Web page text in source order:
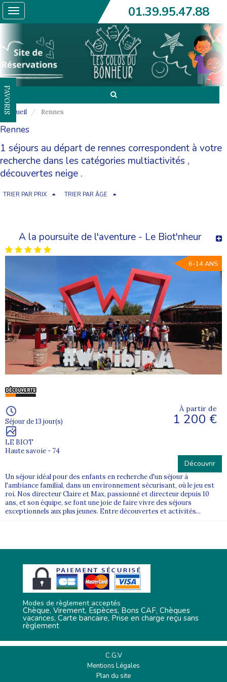
Toggle
navigation
01.39.95.47.88
FAVORIS
Accueil Rennes
Rennes
1 séjours au départ de rennes correspondent à votre
recherche dans les catégories multiactivités ,
découvertes neige .
TRIER PAR PRIX TRIER PAR ÂGE
A la poursuite de l'aventure - Le Biot'nheur
6-14 ANS
Séjour de 13 jour(s)
LE BIOT
Haute savoie - 74
À partir de
1 200 €
Découvrir
Un séjour idéal pour des enfants en recherche d'un séjour à
l'ambiance familial, dans un environnement sécurisant, où le jeu est
roi. Nos directeur Claire et Max, passionné et directeur depuis 10
ans, et son équipe, se font une joie de faire vivre des séjours
exceptionnels aux plus jeunes. Entre découvertes et activités...
Modes de règlement acceptés
Chèque, Virement, Espèces, Bons CAF, Chèques
vacances, Carte bancaire, Prise en charge reçu sans
règlement
C.G.V
Mentions Légales
Plan du site